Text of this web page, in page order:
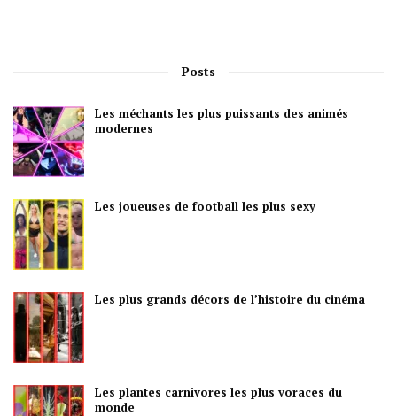
Posts
Les méchants les plus puissants des animés
modernes
Les joueuses de football les plus sexy
Les plus grands décors de l’histoire du cinéma
Les plantes carnivores les plus voraces du
monde